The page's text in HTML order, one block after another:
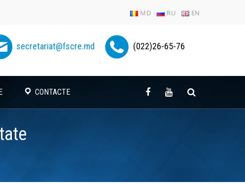
MD RU EN
secretariat@fscre.md (022)26-65-76
CONTACTE